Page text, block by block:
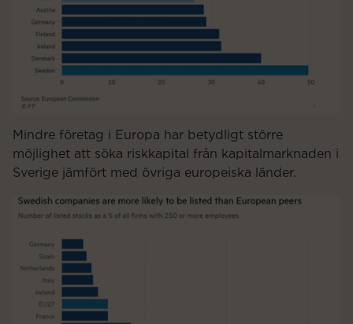
Mindre företag i Europa har betydligt större
möjlighet att söka riskkapital från kapitalmarknaden i
Sverige jämfört med övriga europeiska länder.